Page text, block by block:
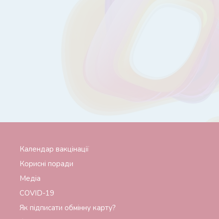
Календар вакцінації
Корисні поради
Медіа
СОVID-19
Як підписати обмінну карту?